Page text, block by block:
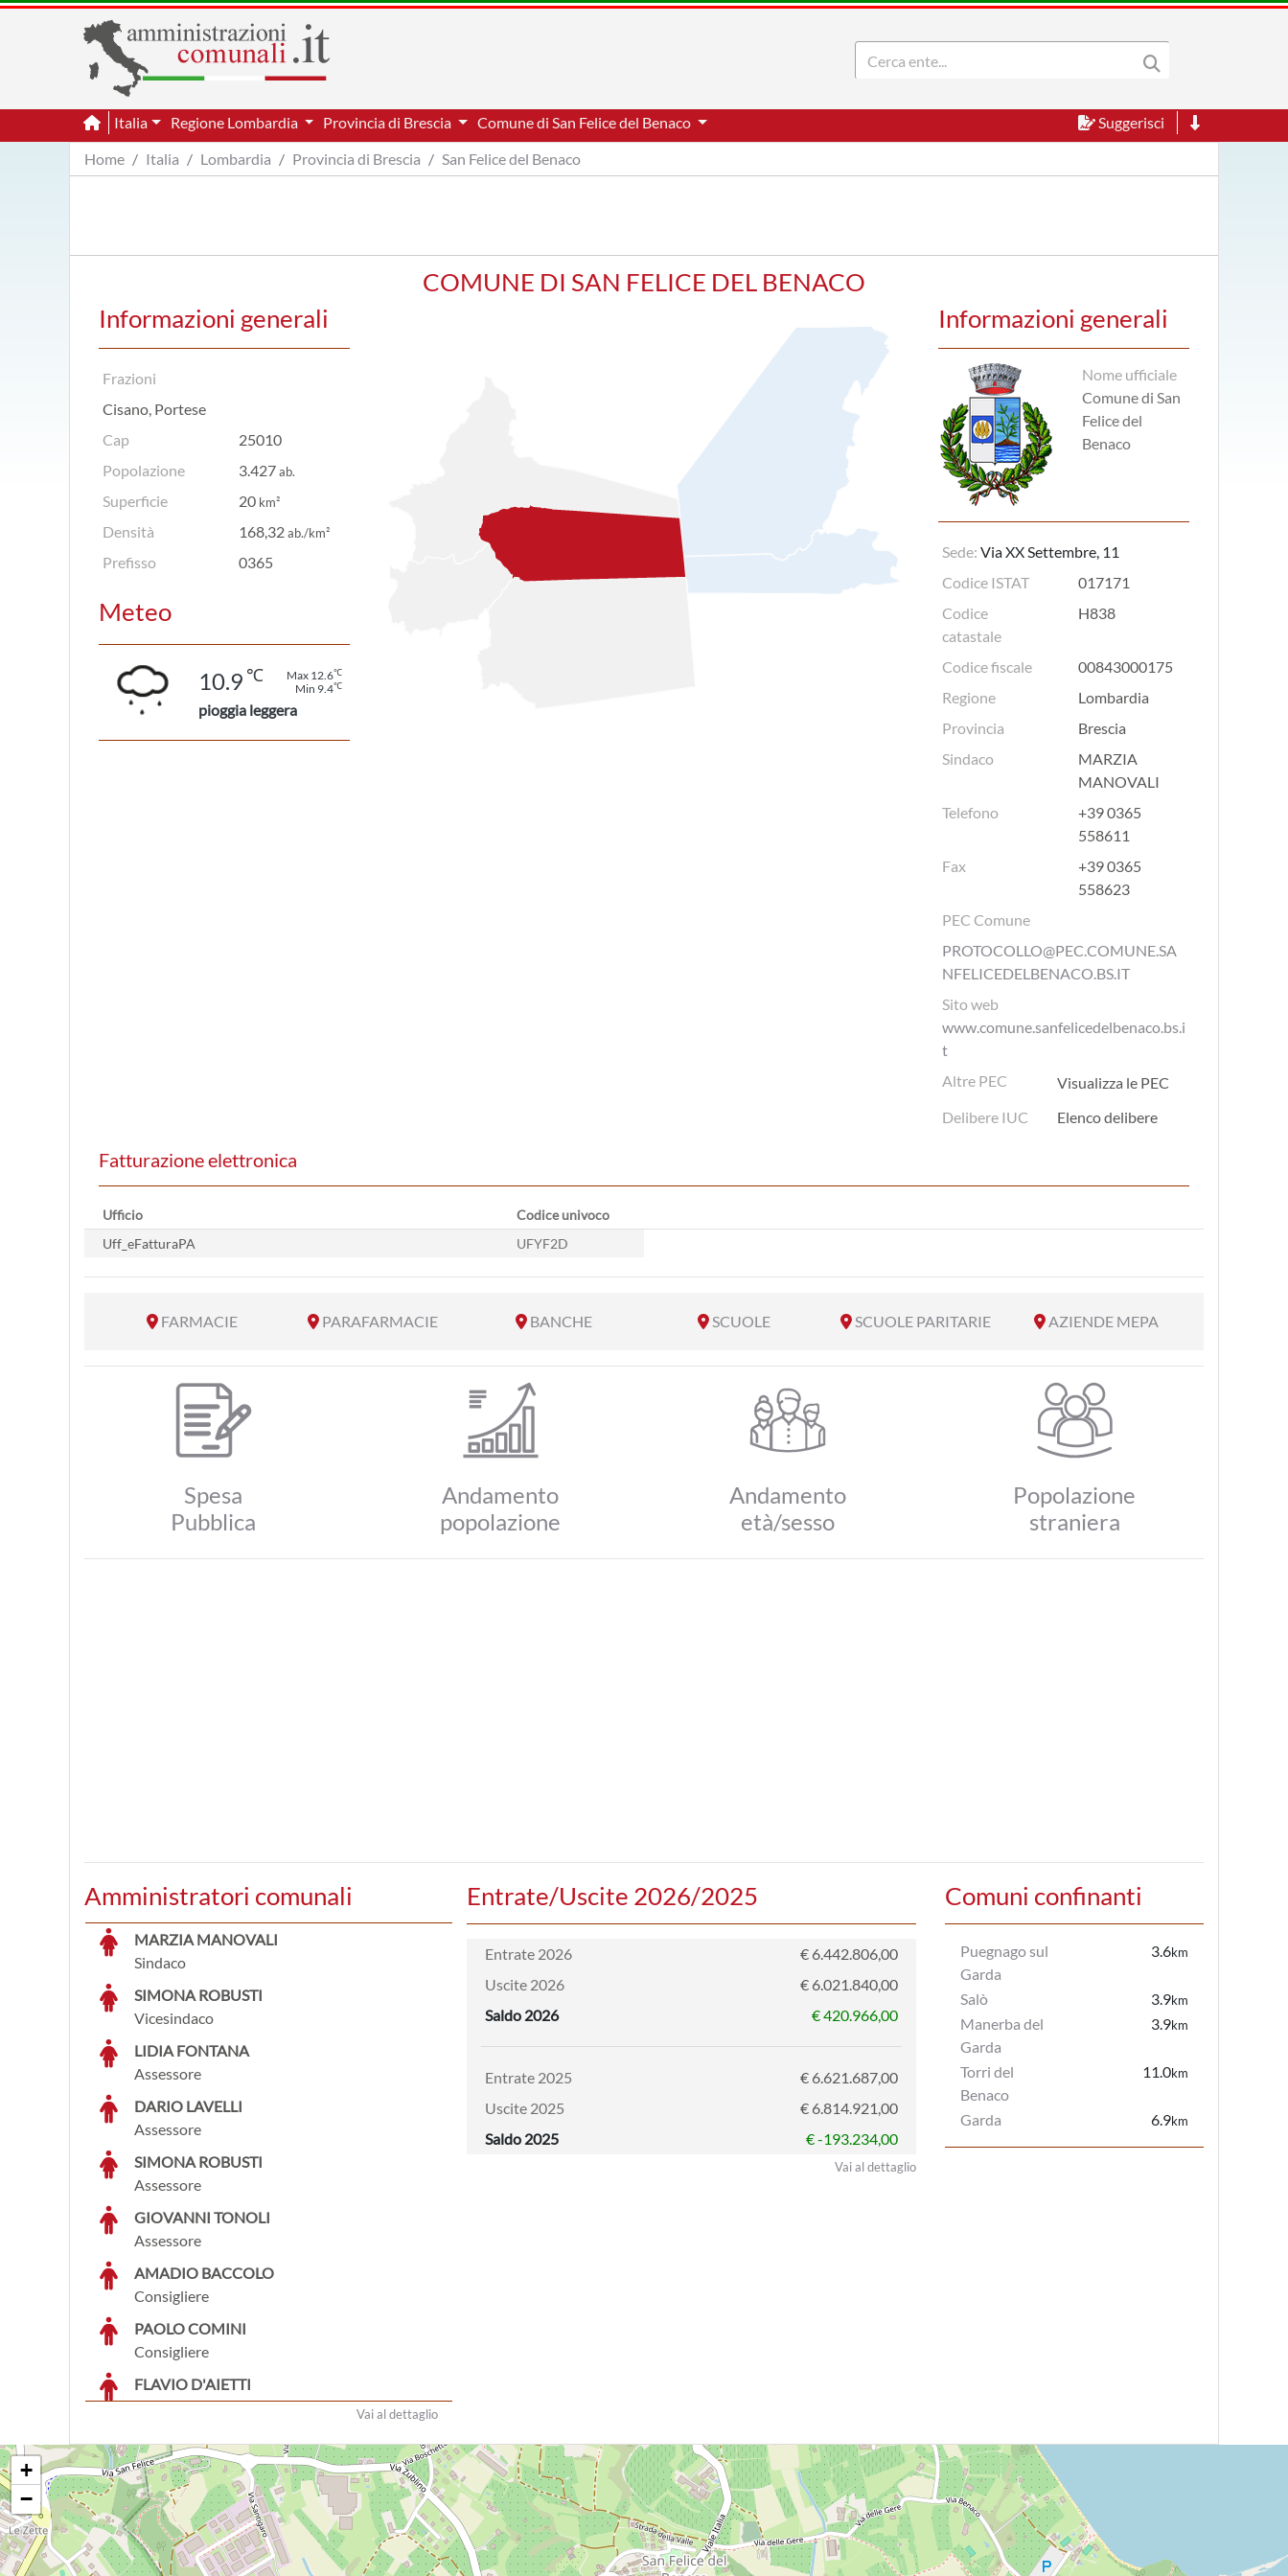
Italia Regione Lombardia Provincia di Brescia Comune di San Felice del Benaco
Suggerisci
Home
Italia Lombardia Provincia di Brescia San Felice del Benaco
COMUNE DI SAN FELICE DEL BENACO
Informazioni generali
Nome ufficiale
Comune di San
Felice del
Benaco
Sede: Via XX Settembre, 11
Codice ISTAT
017171
Codice
catastale
H838
Codice fiscale
00843000175
Regione
Lombardia
Provincia
Brescia
Sindaco
MARZIA
MANOVALI
Telefono
+39 0365
558611
Fax
+39 0365
558623
PEC Comune
PROTOCOLLO@PEC.COMUNE.SA
NFELICEDELBENACO.BS.IT
Sito web
www.comune.sanfelicedelbenaco.bs.i
t
Altre PEC
Visualizza le PEC
Delibere IUC
Elenco delibere
Informazioni generali
Frazioni
Cisano, Portese
Cap
25010
Popolazione
3.427ab.
Superficie 20 km²
Densità 168,32ab./km²
Prefisso 0365
Meteo
10.9 ℃ Max 12.6℃
Min 9.4℃
pioggia leggera
Fatturazione elettronica
Ufficio
Codice univoco
Uff_eFatturaPA
UFYF2D
FARMACIE PARAFARMACIE BANCHE SCUOLE SCUOLE PARITARIE AZIENDE MEPA
Spesa
Pubblica
Andamento
popolazione
Andamento
età/sesso
Popolazione
straniera
Amministratori comunali
MARZIA MANOVALI
Sindaco
SIMONA ROBUSTI
Vicesindaco
LIDIA FONTANA
Assessore
DARIO LAVELLI
Assessore
SIMONA ROBUSTI
Assessore
GIOVANNI TONOLI
Assessore
AMADIO BACCOLO
Consigliere
PAOLO COMINI
Consigliere
FLAVIO D'AIETTI
Consigliere
ALESSANDRO FERRARI
Consigliere
LIDIA FONTANA
Consigliere
ELISA GAETARELLI
Vai al dettaglio
Entrate/Uscite 2026/2025
Entrate 2026
€ 6.442.806,00
Uscite 2026
€ 6.021.840,00
Saldo 2026
€ 420.966,00
Entrate 2025
€ 6.621.687,00
Uscite 2025
€ 6.814.921,00
Saldo 2025
€ -193.234,00
Vai al dettaglio
Comuni confinanti
Puegnago sul
Garda
3.6km
Salò 3.9km
Manerba del
Garda
3.9km
Torri del
Benaco
11.0km
Garda 6.9km
+
−